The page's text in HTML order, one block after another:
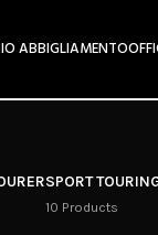
ABBIGLIAMENTO
SPORT
10 Products